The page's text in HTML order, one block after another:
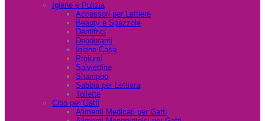
Igiene e Pulizia
Accessori per Lettiere
Beauty e Spazzole
Dentifrici
Deodoranti
Igiene Casa
Profumi
Salviettine
Shampoo
Sabbia per Lettiera
Toilette
Cibo per Gatti
Alimenti Medicati per Gatti